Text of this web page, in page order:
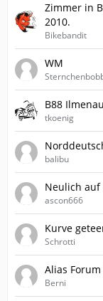
Zimmer in
2010.
Bikebandit
WM
B88
tkoenig
balibu
Neulich auf
ascon666
Kurve
Schrotti
Alias
Berni